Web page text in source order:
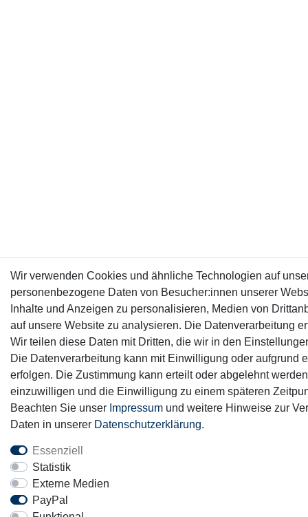
Wir verwenden Cookies und ähnliche Technologien auf
personenbezogene Daten von Besucher:innen unserer
Inhalte und Anzeigen zu personalisieren, Medien von
auf unsere Website zu analysieren. Die Datenverarbeitung
Wir teilen diese Daten mit Dritten, die wir in den
Die Datenverarbeitung kann mit Einwilligung oder aufgrund
erfolgen. Die Zustimmung kann erteilt oder abgelehnt
einzuwilligen und die Einwilligung zu einem späteren
Beachten Sie unser Impressum und weitere Hinweise zur
Daten in unserer Daten­schutz­erklärung.
Essenziell
Statistik
Externe Medien
PayPal